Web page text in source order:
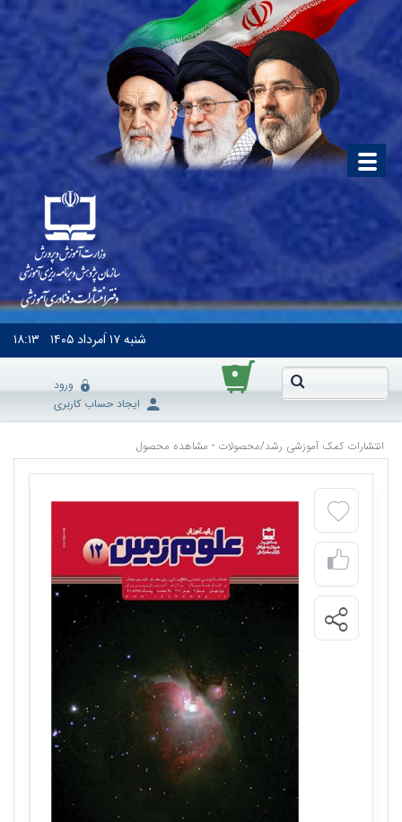
شنبه۱۷ اَمرداد ۱۴۰۵ ۱۸:۱۳
۰
ورود
ایجاد حساب کاربری
انتشارات کمک آموزشی رشد/محصولات - مشاهده محصول